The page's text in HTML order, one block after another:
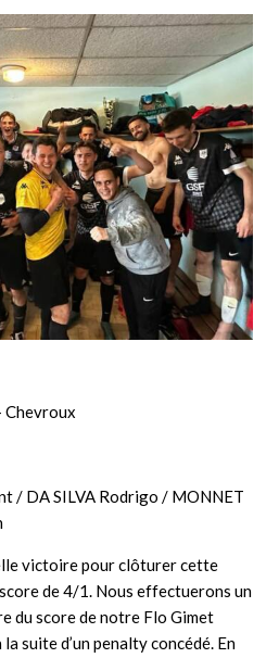
Chevroux
/ DA SILVA Rodrigo / MONNET
victoire pour clôturer cette
de 4/1. Nous effectuerons un
du score de notre Flo Gimet
suite d’un penalty concédé. En